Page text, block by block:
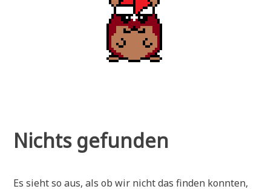
Nichts gefunden
Es sieht so aus, als ob wir nicht das finden konnten,